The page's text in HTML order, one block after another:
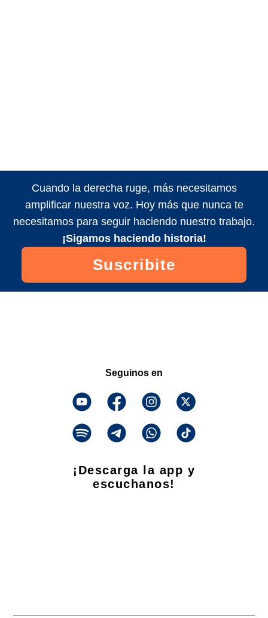
Cuando la derecha ruge, más necesitamos
amplificar nuestra voz. Hoy más que nunca te
necesitamos para seguir haciendo nuestro trabajo.
¡Sigamos haciendo historia!
Suscribite
Seguinos en
¡Descarga la app y
escuchanos!